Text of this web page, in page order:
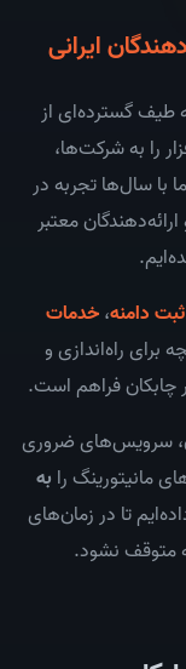
ایرانی
طیف گسترده‌ای از
را به شرکت‌ها،
با سال‌ها تجربه در
معتبر
ثبت دامنه،خدمات
برای راه‌اندازی و
چابکان فراهم است.
سرویس‌های ضروری
به
تا در زمان‌های
متوقف نشود.